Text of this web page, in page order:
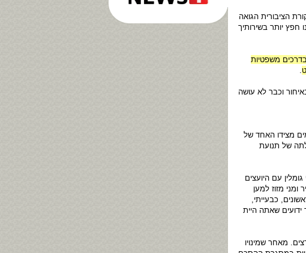
הציבורית הגואה
יותר בשירותיך
משפטיות
וכבר לא עושה
מצידו האחד של
של תנועת
עם היועצים
מזוז למען
כבעייתי,
ידועים שאתה היית
מאחר שמינויו